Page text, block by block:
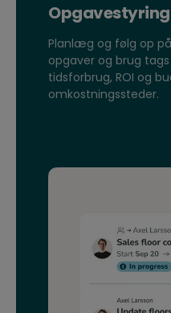
Opgavestyring
Planlæg og følg op
opgaver og brug
tidsforbrug, ROI og
omkostningssteder.